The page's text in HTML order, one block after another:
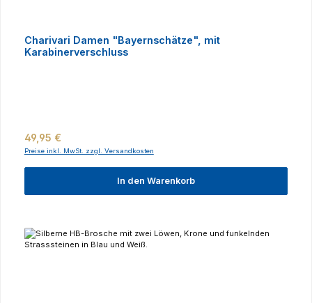
Charivari Damen "Bayernschätze", mit
Karabinerverschluss
Regulärer Preis:
49,95 €
Preise inkl. MwSt. zzgl. Versandkosten
In den Warenkorb